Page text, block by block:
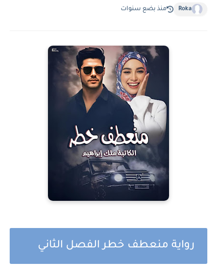
Roka منذ بضع سنوات
رواية منعطف خطر الفصل الثاني